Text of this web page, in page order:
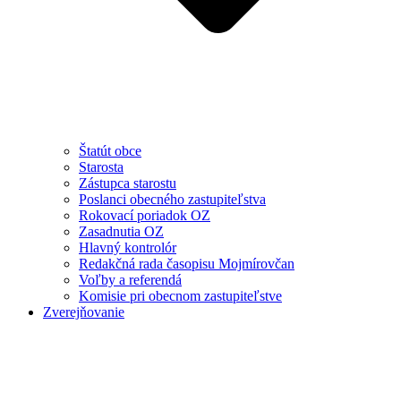
Štatút obce
Starosta
Zástupca starostu
Poslanci obecného zastupiteľstva
Rokovací poriadok OZ
Zasadnutia OZ
Hlavný kontrolór
Redakčná rada časopisu Mojmírovčan
Voľby a referendá
Komisie pri obecnom zastupiteľstve
Zverejňovanie